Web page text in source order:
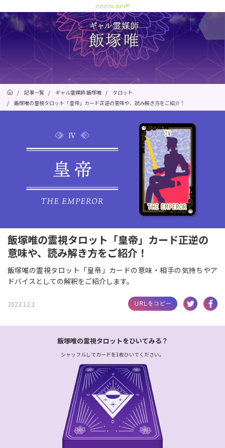
/ 記事一覧 / ギャル霊媒師 飯塚唯 /
タロット
/
飯塚唯の霊視タロット「皇帝」カード正逆の意味や、読み解き方をご紹介！
飯塚唯の霊視タロット「皇帝」カード正逆の
意味や、読み解き方をご紹介！
飯塚唯の霊視タロット「皇帝」カードの意味・相手の気持ちやア
ドバイスとしての解釈をご紹介します。
2023.12.1
飯塚唯の霊視タロットをひいてみる？
シャッフルしてカードを1枚ひいてください。